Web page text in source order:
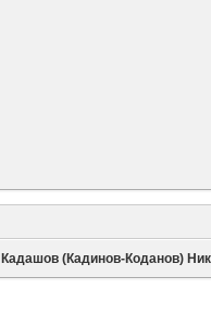
Кадашов (Кадинов-Коданов)